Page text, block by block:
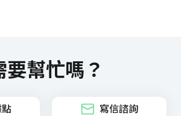
要幫忙嗎？
寫信諮詢